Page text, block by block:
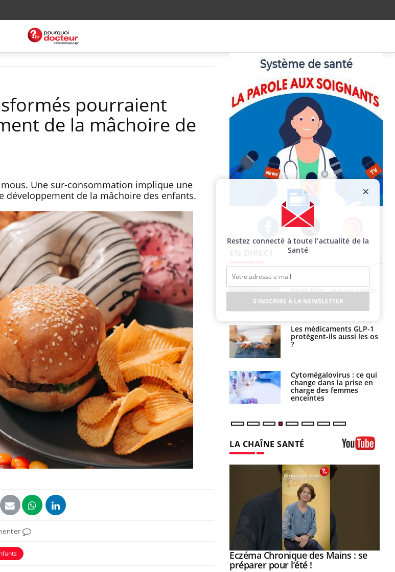
pourraient
de la mâchoire de
Une sur-consommation implique une
de la mâchoire des enfants.
Facebook Twitter Instagram
: un cas
chez un touriste
infantile : un
s’interroge sur
élevé en France
à risque : ce jus
attire l'attention
chercheurs
Comment oublier les
écrans en vacances ?
Toujours connectés :
comment le travail
empiète de plus en plus
sur nos soirées
Cancer colorectal : une
stratégie simple aurait
changé la donne au Pays
basque
West Nile : que se passe-
t-il dans le sud de la
France ?
Les médicaments GLP-1
protègent-ils aussi les os
?
Cytomégalovirus : ce qui
change dans la prise en
charge des femmes
enceintes
LA CHAÎNE SANTÉ
mental ou
de la
ce qui la rend
Youtube
Eczéma Chronique des Mains : se
préparer pour l’été !Youtube
Restez connecté à toute l’actualité de la
Santé
S'INSCRIRE À LA NEWSLETTER